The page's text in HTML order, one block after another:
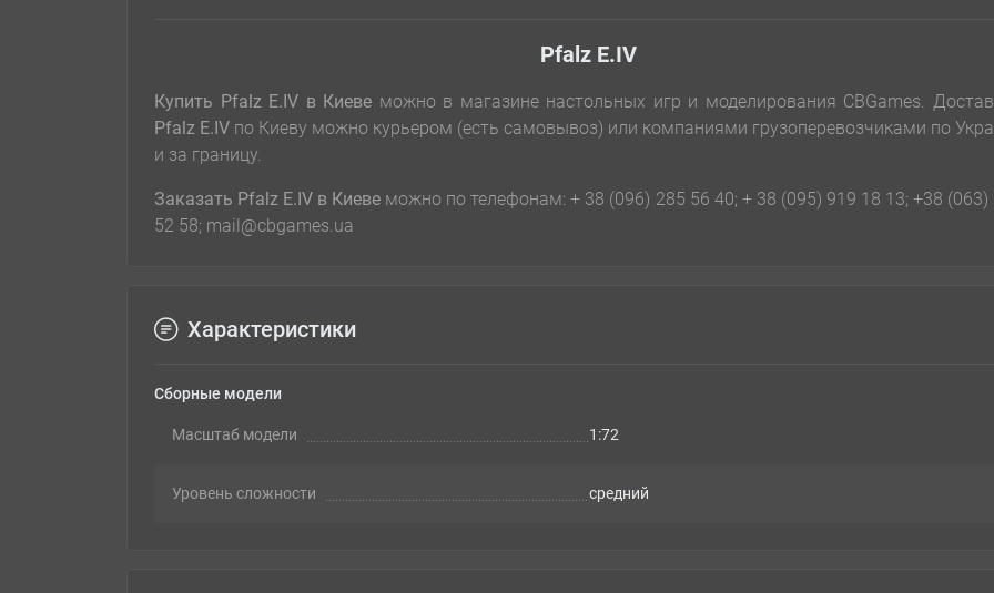
Pfalz E.IV
Купить Pfalz E.IV в Киеве можно в магазине настольных игр и моделирования CBGames.
Pfalz E.IV по Киеву можно курьером (есть самовывоз) или компаниями грузоперевозчиками по
и за границу.
Заказать Pfalz E.IV в Киеве можно по телефонам: + 38 (096) 285 56 40; + 38 (095) 919 18 13; +38 (063)
52 58; mail@cbgames.ua
Характеристики
Сборные модели
Масштаб модели 1:72
Уровень сложности cредний